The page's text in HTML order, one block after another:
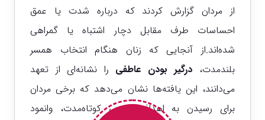
از مردان گزارش کردند که درباره شدت یا عمق
احساسات طرف مقابل دچار اشتباه یا گمراهی
شده‌اند.از آنجایی که زنان هنگام انتخاب همسر
بلندمدت، درگیر بودن عاطفی را نشانه‌ای از تعهد
می‌دانند، این یافته‌ها نشان می‌دهد که برخی مردان
برای رسیدن به اهداف جنسی کوتاه‌مدت، وانمود